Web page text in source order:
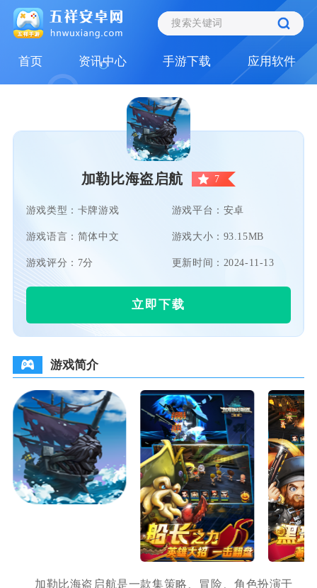
首页 资讯中心 手游下载 应用软件
加勒比海盗启航 7
游戏类型：卡牌游戏 游戏平台：安卓
游戏语言：简体中文 游戏大小：93.15MB
游戏评分：7分 更新时间：2024-11-13
立即下载
游戏简介
加勒比海盗启航是一款集策略、冒险、角色扮演于